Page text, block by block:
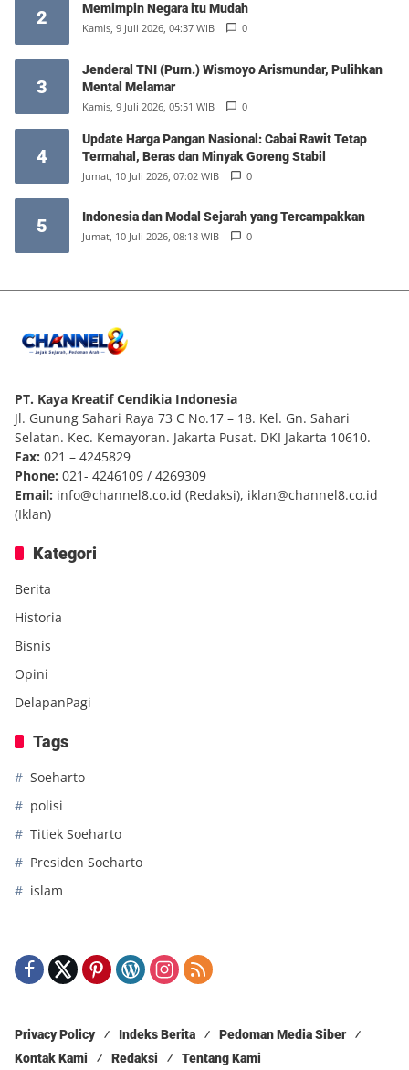
2 Memimpin Negara itu Mudah
Kamis, 9 Juli 2026, 04:37 WIB 0
3
Jenderal TNI (Purn.) Wismoyo Arismundar, Pulihkan
Mental Melamar
Kamis, 9 Juli 2026, 05:51 WIB 0
4
Update Harga Pangan Nasional: Cabai Rawit Tetap
Termahal, Beras dan Minyak Goreng Stabil
Jumat, 10 Juli 2026, 07:02 WIB 0
5 Indonesia dan Modal Sejarah yang Tercampakkan
Jumat, 10 Juli 2026, 08:18 WIB 0
PT. Kaya Kreatif Cendikia Indonesia
Jl. Gunung Sahari Raya 73 C No.17 – 18. Kel. Gn. Sahari
Selatan. Kec. Kemayoran. Jakarta Pusat. DKI Jakarta 10610.
Fax: 021 – 4245829
Phone: 021- 4246109 / 4269309
Email: info@channel8.co.id (Redaksi), iklan@channel8.co.id
(Iklan)
Kategori
Berita
Historia
Bisnis
Opini
DelapanPagi
Tags
Soeharto
polisi
Titiek Soeharto
Presiden Soeharto
islam
Privacy Policy Indeks Berita
Pedoman Media Siber
Kontak Kami
Redaksi Tentang Kami